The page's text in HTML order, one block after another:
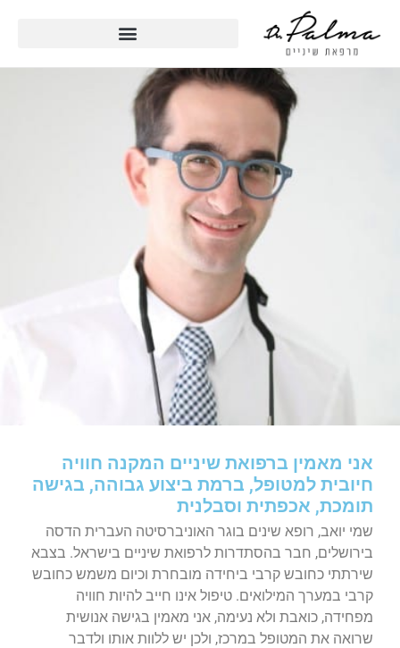
אני מאמין ברפואת שיניים המקנה חוויה
חיובית למטופל, ברמת ביצוע גבוהה, בגישה
תומכת, אכפתית וסבלנית
שמי יואב, רופא שינים בוגר האוניברסיטה העברית הדסה
בירושלים, חבר בהסתדרות לרפואת שיניים בישראל. בצבא
שירתתי כחובש קרבי ביחידה מובחרת וכיום משמש כחובש
קרבי במערך המילואים. טיפול אינו חייב להיות חוויה
מפחידה, כואבת ולא נעימה, אני מאמין בגישה אנושית
שרואה את המטופל במרכז, ולכן יש ללוות אותו ולדבר